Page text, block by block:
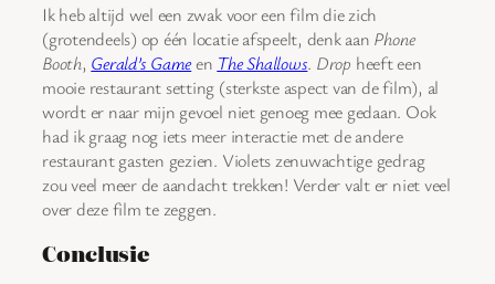
Ik heb altijd wel een zwak voor een film die zich
(grotendeels) op één locatie afspeelt, denk aan Phone
Booth, Gerald’s Gameen The Shallows. Drop heeft een
mooie restaurant setting (sterkste aspect van de film), al
wordt er naar mijn gevoel niet genoeg mee gedaan. Ook
had ik graag nog iets meer interactie met de andere
restaurant gasten gezien. Violets zenuwachtige gedrag
zou veel meer de aandacht trekken! Verder valt er niet veel
over deze film te zeggen.
Conclusie